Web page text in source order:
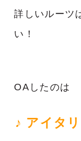
詳しいルーツ
い！
OAしたのは
♪ アイタ